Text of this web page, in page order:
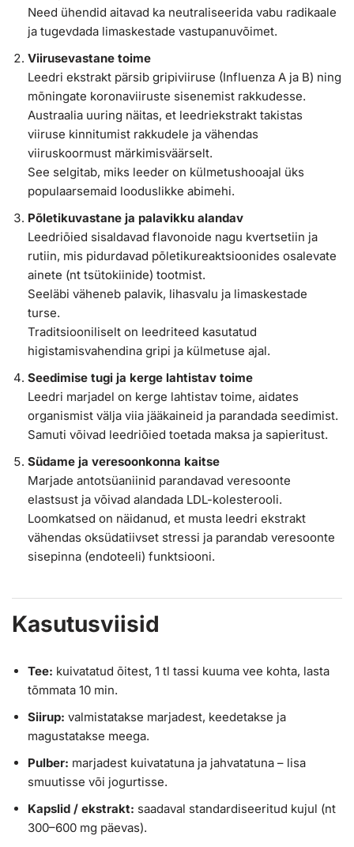
Need ühendid aitavad ka neutraliseerida vabu radikaale
ja tugevdada limaskestade vastupanuvõimet.
Viirusevastane toime
Leedri ekstrakt pärsib gripiviiruse (Influenza A ja B) ning
mõningate koronaviiruste sisenemist rakkudesse.
Austraalia uuring näitas, et leedriekstrakt takistas
viiruse kinnitumist rakkudele ja vähendas
viiruskoormust märkimisväärselt.
See selgitab, miks leeder on külmetushooajal üks
populaarsemaid looduslikke abimehi.
Põletikuvastane ja palavikku alandav
Leedriõied sisaldavad flavonoide nagu kvertsetiin ja
rutiin, mis pidurdavad põletikureaktsioonides osalevate
ainete (nt tsütokiinide) tootmist.
Seeläbi väheneb palavik, lihasvalu ja limaskestade
turse.
Traditsiooniliselt on leedriteed kasutatud
higistamisvahendina gripi ja külmetuse ajal.
Seedimise tugi ja kerge lahtistav toime
Leedri marjadel on kerge lahtistav toime, aidates
organismist välja viia jääkaineid ja parandada seedimist.
Samuti võivad leedriõied toetada maksa ja sapieritust.
Südame ja veresoonkonna kaitse
Marjade antotsüaniinid parandavad veresoonte
elastsust ja võivad alandada LDL-kolesterooli.
Loomkatsed on näidanud, et musta leedri ekstrakt
vähendas oksüdatiivset stressi ja parandab veresoonte
sisepinna (endoteeli) funktsiooni.
Kasutusviisid
Tee: kuivatatud õitest, 1 tl tassi kuuma vee kohta, lasta
tõmmata 10 min.
Siirup: valmistatakse marjadest, keedetakse ja
magustatakse meega.
Pulber: marjadest kuivatatuna ja jahvatatuna – lisa
smuutisse või jogurtisse.
Kapslid / ekstrakt: saadaval standardiseeritud kujul (nt
300–600 mg päevas).